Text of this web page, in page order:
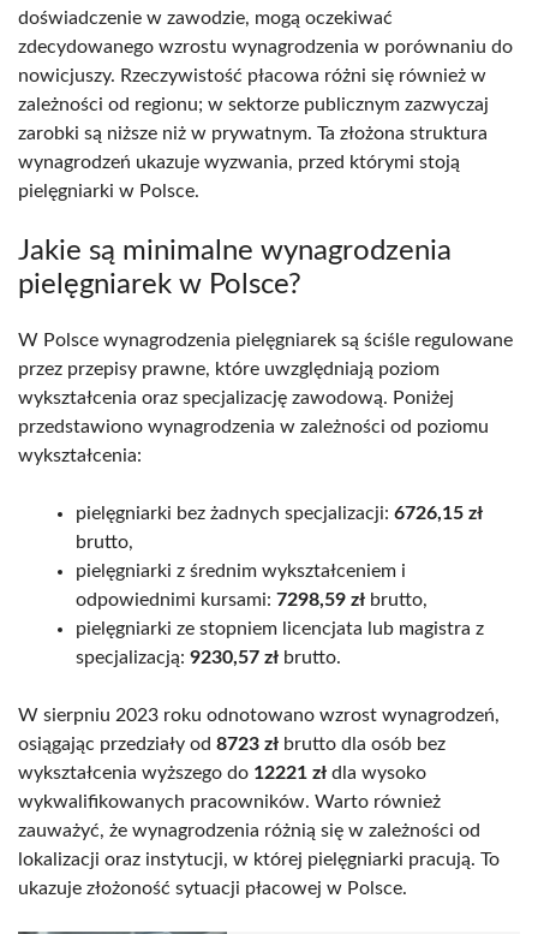
doświadczenie w zawodzie, mogą oczekiwać
zdecydowanego wzrostu wynagrodzenia w porównaniu do
nowicjuszy. Rzeczywistość płacowa różni się również w
zależności od regionu; w sektorze publicznym zazwyczaj
zarobki są niższe niż w prywatnym. Ta złożona struktura
wynagrodzeń ukazuje wyzwania, przed którymi stoją
pielęgniarki w Polsce.
Jakie są minimalne wynagrodzenia
pielęgniarek w Polsce?
W Polsce wynagrodzenia pielęgniarek są ściśle regulowane
przez przepisy prawne, które uwzględniają poziom
wykształcenia oraz specjalizację zawodową. Poniżej
przedstawiono wynagrodzenia w zależności od poziomu
wykształcenia:
pielęgniarki bez żadnych specjalizacji: 6726,15 zł
brutto,
pielęgniarki z średnim wykształceniem i
odpowiednimi kursami: 7298,59 zł brutto,
pielęgniarki ze stopniem licencjata lub magistra z
specjalizacją: 9230,57 zł brutto.
W sierpniu 2023 roku odnotowano wzrost wynagrodzeń,
osiągając przedziały od 8723 zł brutto dla osób bez
wykształcenia wyższego do 12221 zł dla wysoko
wykwalifikowanych pracowników. Warto również
zauważyć, że wynagrodzenia różnią się w zależności od
lokalizacji oraz instytucji, w której pielęgniarki pracują. To
ukazuje złożoność sytuacji płacowej w Polsce.